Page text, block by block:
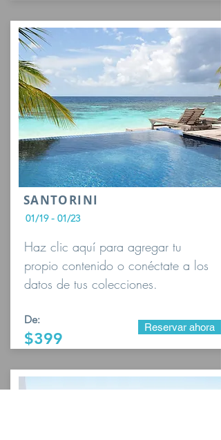
SANTORINI
01/19 - 01/23
Haz clic aquí para agregar tu
propio contenido o conéctate a los
datos de tus colecciones.
De:
$399
Reservar ahora